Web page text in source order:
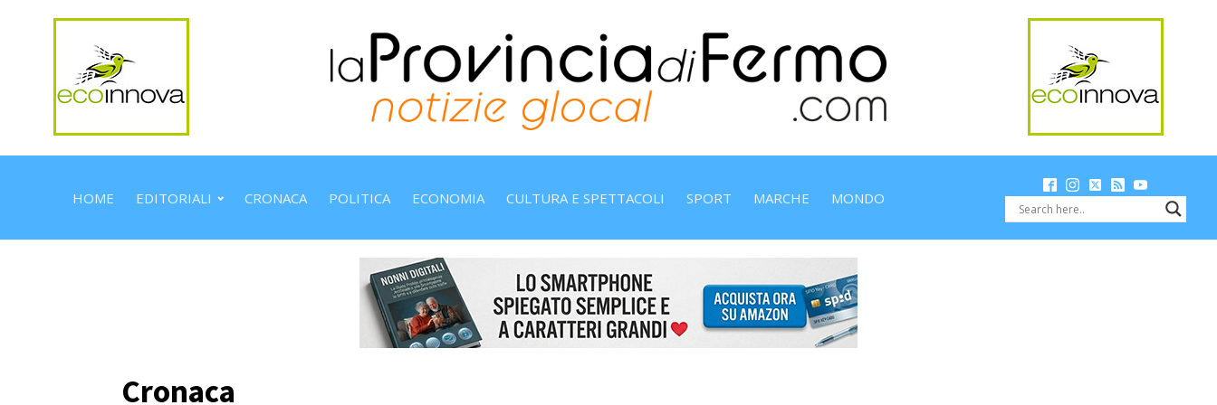
HOME EDITORIALI CRONACA POLITICA ECONOMIA CULTURA E SPETTACOLI SPORT MARCHE MONDO
Cronaca